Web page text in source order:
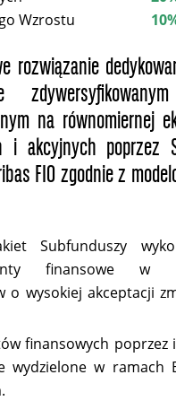
Wzrostu
rozwiązanie
na równomiernej
i akcyjnych poprzez
FIO zgodnie z
Subfunduszy
finansowe w
o wysokiej akceptacji
finansowych poprzez
wydzielone w ramach